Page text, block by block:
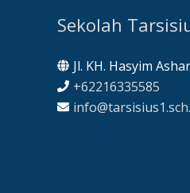
Sekolah
Jl. KH. Hasyim
+62216335585